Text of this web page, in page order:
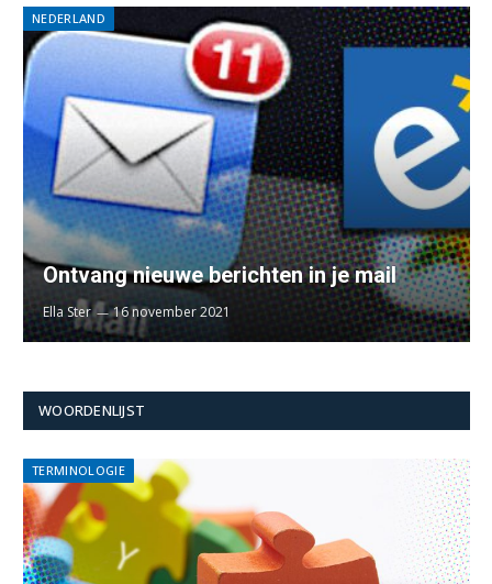
NEDERLAND
Ontvang nieuwe berichten in je mail
Ella Ster 16 november 2021
WOORDENLIJST
TERMINOLOGIE